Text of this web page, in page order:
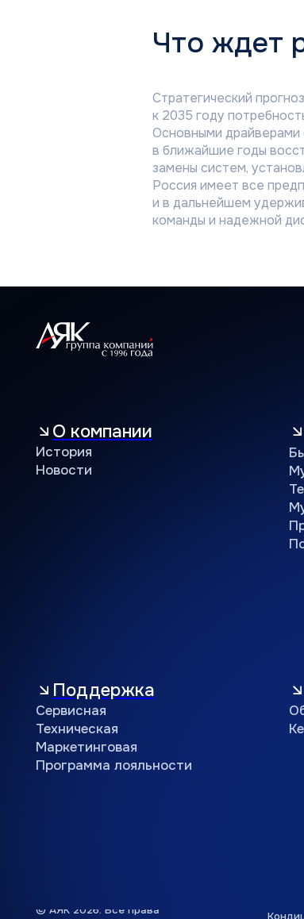
Что ждет
Стратегический
к 2035 году
Основными драйверами
в ближайшие годы
замены систем,
Россия имеет все
и в дальнейшем
команды и надежной
Сервисная
Техническая
Маркетинговая
Программа лояльности
Кейсы